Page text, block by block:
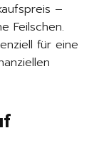
–
Feilschen.
für eine